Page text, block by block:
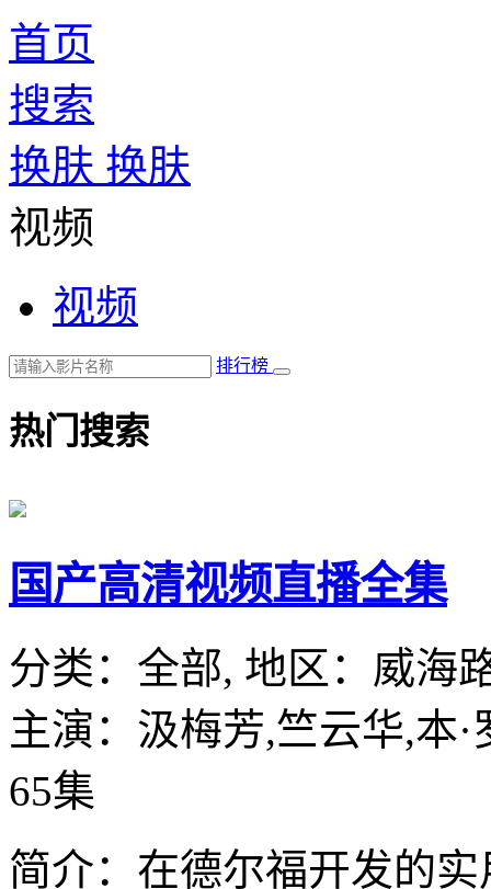
首页
搜索
换肤 换肤
视频
视频
排行榜
热门搜索
国产高清视频直播全集
分类： 全部, 地区： 威海
主演： 汲梅芳,竺云华,本
65集
简介：在德尔福开发的